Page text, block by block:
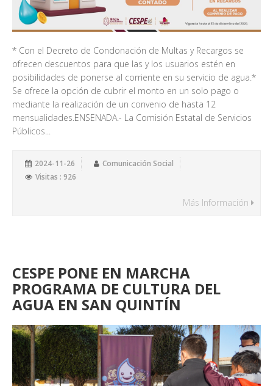
* Con el Decreto de Condonación de Multas y Recargos se
ofrecen descuentos para que las y los usuarios estén en
posibilidades de ponerse al corriente en su servicio de agua.*
Se ofrece la opción de cubrir el monto en un solo pago o
mediante la realización de un convenio de hasta 12
mensualidades.ENSENADA.- La Comisión Estatal de Servicios
Públicos...
2024-11-26
Comunicación Social
Visitas : 926
Más Información
CESPE PONE EN MARCHA
PROGRAMA DE CULTURA DEL
AGUA EN SAN QUINTÍN